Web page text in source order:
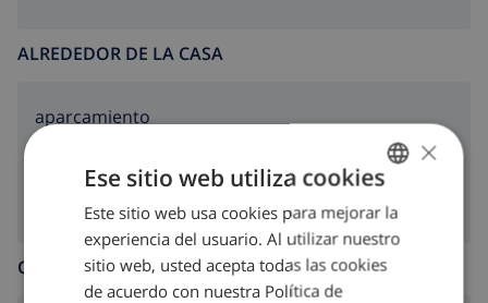
ALREDEDOR DE LA CASA
aparcamiento
COCINA
SPANISH
DUTCH
FRENCH
×
Ese sitio web utiliza cookies
Este sitio web usa cookies para mejorar la
experiencia del usuario. Al utilizar nuestro
sitio web, usted acepta todas las cookies
de acuerdo con nuestra Política de